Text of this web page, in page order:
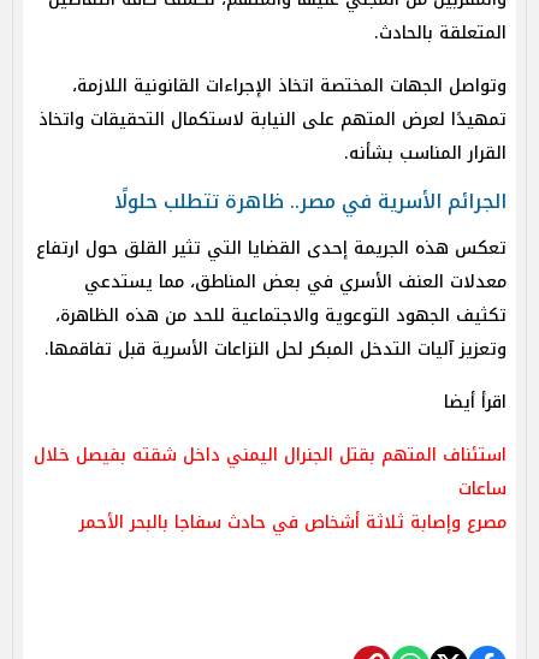
المتعلقة بالحادث.
وتواصل الجهات المختصة اتخاذ الإجراءات القانونية اللازمة،
تمهيدًا لعرض المتهم على النيابة لاستكمال التحقيقات واتخاذ
القرار المناسب بشأنه.
الجرائم الأسرية في مصر.. ظاهرة تتطلب حلولًا
تعكس هذه الجريمة إحدى القضايا التي تثير القلق حول ارتفاع
معدلات العنف الأسري في بعض المناطق، مما يستدعي
تكثيف الجهود التوعوية والاجتماعية للحد من هذه الظاهرة،
وتعزيز آليات التدخل المبكر لحل النزاعات الأسرية قبل تفاقمها.
اقرأ أيضا
استئناف المتهم بقتل الجنرال اليمني داخل شقته بفيصل خلال
ساعات
مصرع وإصابة ثلاثة أشخاص في حادث سفاجا بالبحر الأحمر